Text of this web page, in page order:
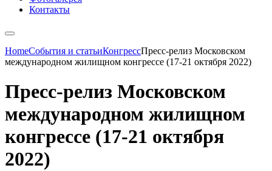
Контакты
HomeСобытия и статьиКонгрессПресс-релиз Московском
международном жилищном конгрессе (17-21 октября 2022)
Пресс-релиз Московском
международном жилищном
конгрессе (17-21 октября
2022)